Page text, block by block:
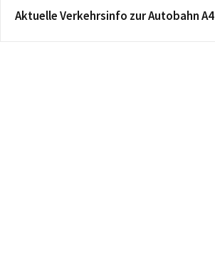
Aktuelle Verkehrsinfo zur Autobahn A4